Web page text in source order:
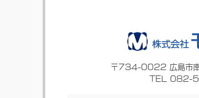
〒734-0022 広島市
TEL 082-